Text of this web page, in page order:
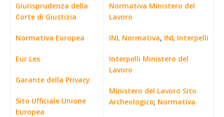
Giurisprudenza della
Corte di Giustizia
Normativa Europea
Eur Lex
Garante della Privacy
Sito Ufficiale Unione
Europea
Normativa Ministero del
Lavoro
INL Normativa, INL Interpelli
Interpelli Ministero del
Lavoro
Ministero del Lavoro Sito
Archeologico; Normativa